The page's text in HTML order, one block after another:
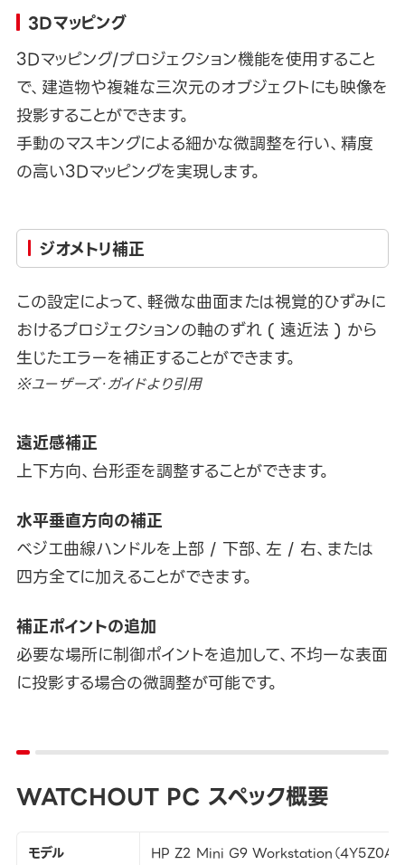
3Dマッピング
3Dマッピング/プロジェクション機能を使用すること
で、建造物や複雑な三次元のオブジェクトにも映像を
投影することができます。
手動のマスキングによる細かな微調整を行い、精度
の高い3Dマッピングを実現します。
ジオメトリ補正
この設定によって、軽微な曲面または視覚的ひずみに
おけるプロジェクションの軸のずれ ( 遠近法 ) から
生じたエラーを補正することができます。
※ユーザーズ・ガイドより引用
遠近感補正
上下方向、台形歪を調整することができます。
水平垂直方向の補正
ベジエ曲線ハンドルを上部 / 下部、左 / 右、または
四方全てに加えることができます。
補正ポイントの追加
必要な場所に制御ポイントを追加して、不均一な表面
に投影する場合の微調整が可能です。
WATCHOUT PC スペック概要
モデル
HP Z2 Mini G9 Workstation（4Y5Z0AV-